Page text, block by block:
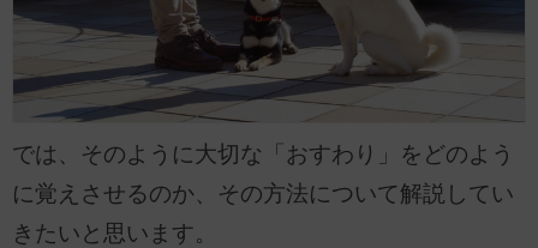
では、そのように大切な「おすわり」をどのよう
に覚えさせるのか、その方法について解説してい
きたいと思います。